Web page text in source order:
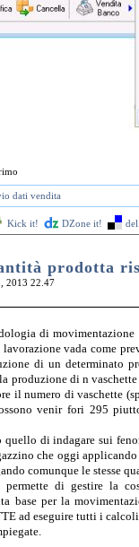
dati vendita
Kick it! DZone it!
prodotta
2013 22.47
di
vada come
di un determinato
produzione di n
il numero di vaschette
venir fori 295
di indagare sui
che oggi
comunque le stesse
di gestire la
base per la
ad eseguire tutti i